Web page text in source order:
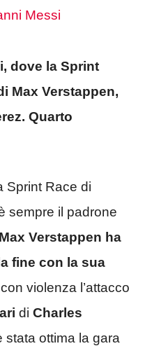
Messi
dove la Sprint
Max Verstappen,
Quarto
Sprint Race di
sempre il padrone
Max Verstappen ha
fine con la sua
violenza l’attacco
di Charles
stata ottima la gara